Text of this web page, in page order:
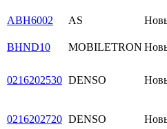
ABH6002 AS
BHND10 MOBILETRON
0216202530 DENSO
0216202720 DENSO